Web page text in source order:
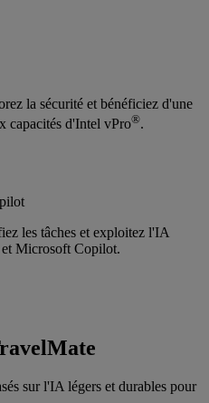
la sécurité et bénéficiez d'une
capacités d'Intel vPro®.
les tâches et exploitez l'IA
Microsoft Copilot.
sur l'IA légers et durables pour